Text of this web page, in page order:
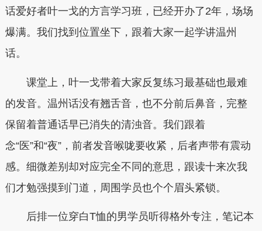
话爱好者叶一戈的方言学习班，已经开办了2年，场场
爆满。我们找到位置坐下，跟着大家一起学讲温州
话。
课堂上，叶一戈带着大家反复练习最基础也最难
的发音。温州话没有翘舌音，也不分前后鼻音，完整
保留着普通话早已消失的清浊音。我们跟着
念“医”和“夜”，前者发音喉咙要收紧，后者声带有震动
感。细微差别却对应完全不同的意思，跟读十来次我
们才勉强摸到门道，周围学员也个个眉头紧锁。
后排一位穿白T恤的男学员听得格外专注，笔记本